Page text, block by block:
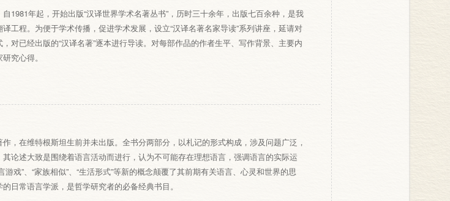
1981年起，开始出版“汉译世界学术名著丛书”，历时三十余年，出版七百余种，是我
工程。为便于学术传播，促进学术发展，设立“汉译名著名家导读”系列讲座，延请对
对已经出版的“汉译名著”逐本进行导读。对每部作品的作者生平、写作背景、主要内
究心得。
，在维特根斯坦生前并未出版。全书分两部分，以札记的形式构成，涉及问题广泛，
论述大致是围绕着语言活动而进行，认为不可能存在理想语言，强调语言的实际运
戏”、“家族相似”、“生活形式”等新的概念颠覆了其前期有关语言、心灵和世界的思
日常语言学派，是哲学研究者的必备经典书目。